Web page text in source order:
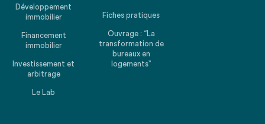
Développement
immobilier
Financement
immobilier
Investissement et
arbitrage
Le Lab
Fiches pratiques
Ouvrage : “La
transformation de
bureaux en
logements”